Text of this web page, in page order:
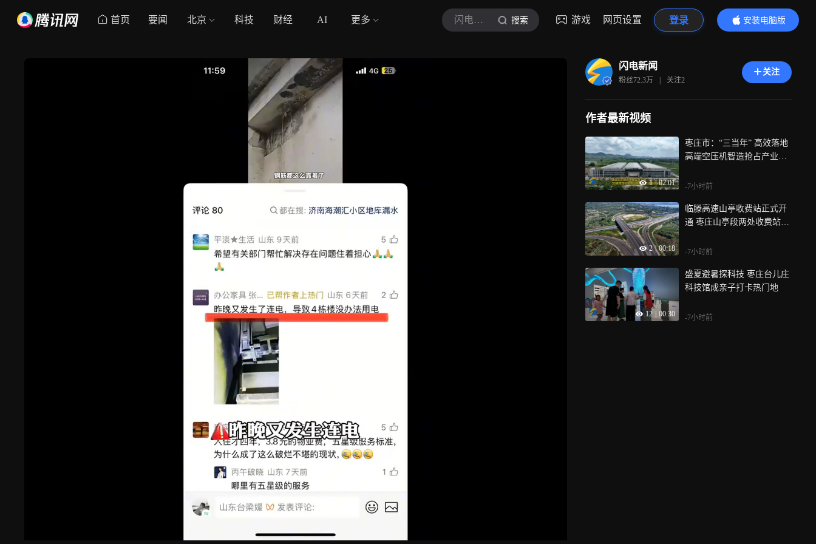
首页 要闻 北京 科技 财经 AI 更多 闪电新闻 搜索 游戏 网页设置 登录
安装电脑版
内容更精彩
闪电新闻
粉丝72.3万 | 关注2
关注
作者最新视频
1 | 02:01
枣庄市：“三当年” 高效落地
高端空压机智造抢占产业新
-7小时前
2 | 00:18
临滕高速山亭收费站正式开
通 枣庄山亭段两处收费站全
-7小时前
12 00:30
盛夏避暑探科技 枣庄台儿庄
科技馆成亲子打卡热门地
-7小时前